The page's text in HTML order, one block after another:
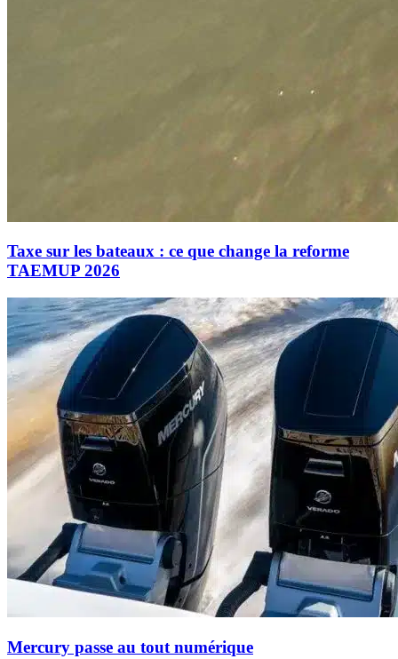
Taxe sur les bateaux : ce que change la reforme
TAEMUP 2026
Mercury passe au tout numérique